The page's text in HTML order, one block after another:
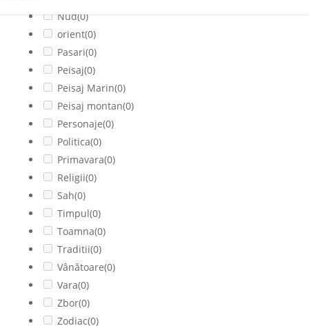
Nud(0)
orient(0)
Pasari(0)
Peisaj(0)
Peisaj Marin(0)
Peisaj montan(0)
Personaje(0)
Politica(0)
Primavara(0)
Religii(0)
Sah(0)
Timpul(0)
Toamna(0)
Traditii(0)
Vânătoare(0)
Vara(0)
Zbor(0)
Zodiac(0)